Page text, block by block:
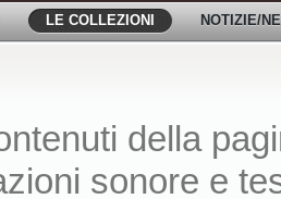
LE COLLEZIONI NOTIZIE/
della
sonore e